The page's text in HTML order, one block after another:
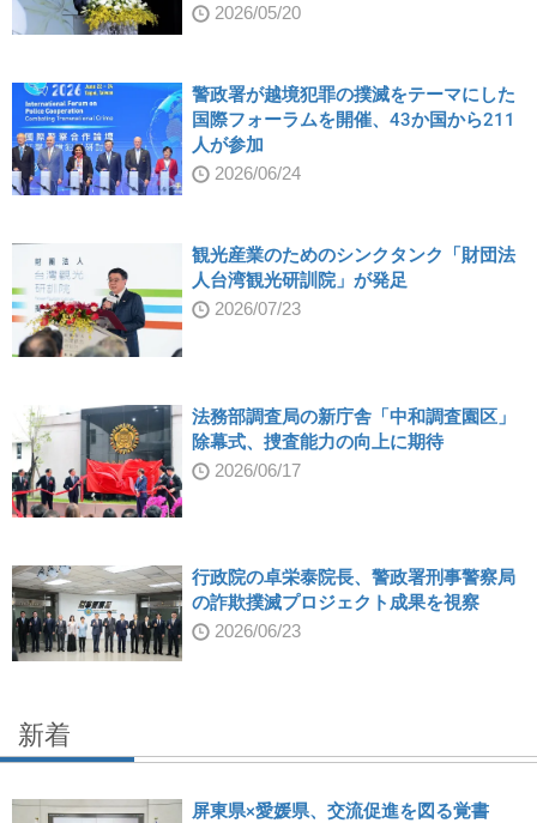
2026/05/20
警政署が越境犯罪の撲滅をテーマにした
国際フォーラムを開催、43か国から211
人が参加
2026/06/24
観光産業のためのシンクタンク「財団法
人台湾観光研訓院」が発足
2026/07/23
法務部調査局の新庁舎「中和調査園区」
除幕式、捜査能力の向上に期待
2026/06/17
行政院の卓栄泰院長、警政署刑事警察局
の詐欺撲滅プロジェクト成果を視察
2026/06/23
新着
屏東県×愛媛県、交流促進を図る覚書